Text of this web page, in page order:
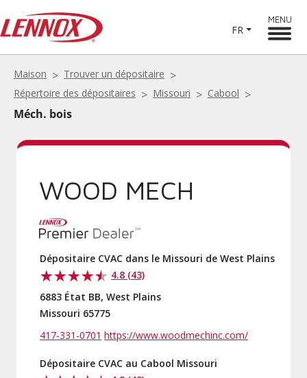
FR
MENU
Maison
Trouver un dépositaire
Répertoire des dépositaires
Missouri Cabool
Méch. bois
WOOD MECH
Dépositaire CVAC dans le Missouri de West Plains
4.8 (43)
6883 État BB, West Plains
Missouri 65775
417-331-0701 https://www.woodmechinc.com/
Dépositaire CVAC au Cabool Missouri